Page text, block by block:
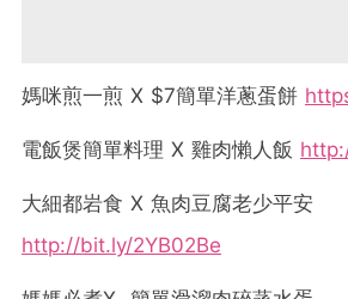
媽咪煎一煎 X $7簡單洋蔥蛋餅
電飯煲簡單料理 X 雞肉懶人飯
大細都岩食 X 魚肉豆腐老少平安
http://bit.ly/2YB02Be